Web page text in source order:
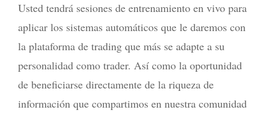
Usted tendrá sesiones de entrenamiento en vivo para
aplicar los sistemas automáticos que le daremos con
la plataforma de trading que más se adapte a su
personalidad como trader. Así como la oportunidad
de beneficiarse directamente de la riqueza de
información que compartimos en nuestra comunidad